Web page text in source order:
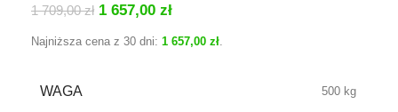
1 709,00zł 1 657,00 zł
Najniższa cena z 30 dni: 1 657,00 zł
WAGA 500 kg